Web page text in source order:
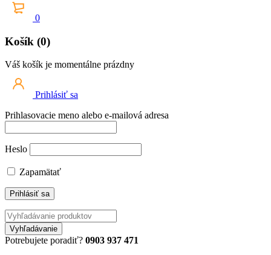
0
Košík (0)
Váš košík je momentálne prázdny
Prihlásiť sa
Prihlasovacie meno alebo e-mailová adresa
Heslo
Zapamätať
Potrebujete poradiť? 0903 937 471